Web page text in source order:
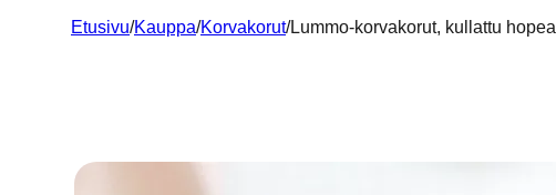
Etusivu/Kauppa/Korvakorut/Lummo-korvakorut, kullattu hopea